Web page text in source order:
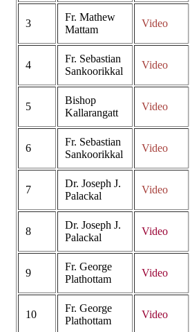
3
Fr. Mathew
Mattam
Video
4
Fr. Sebastian
Sankoorikkal
Video
5
Bishop
Kallarangatt
Video
6
Fr. Sebastian
Sankoorikkal
Video
7
Dr. Joseph J.
Palackal
Video
8
Dr. Joseph J.
Palackal
Video
9
Fr. George
Plathottam
Video
10
Fr. George
Plathottam
Video